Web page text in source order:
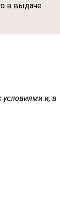
в выдаче
условиями и, в